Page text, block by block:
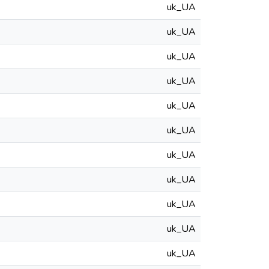
uk_UA
uk_UA
uk_UA
uk_UA
uk_UA
uk_UA
uk_UA
uk_UA
uk_UA
uk_UA
uk_UA